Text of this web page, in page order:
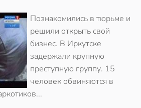
Познакомились в тюрьме и
решили открыть свой
бизнес. В Иркутске
задержали крупную
преступную группу. 15
человек обвиняются в